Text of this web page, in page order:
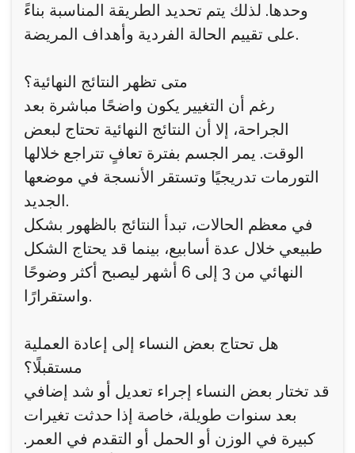
وحدها. لذلك يتم تحديد الطريقة المناسبة بناءً
على تقييم الحالة الفردية وأهداف المريضة.
متى تظهر النتائج النهائية؟
رغم أن التغيير يكون واضحًا مباشرة بعد
الجراحة، إلا أن النتائج النهائية تحتاج لبعض
الوقت. يمر الجسم بفترة تعافٍ تتراجع خلالها
التورمات تدريجيًا وتستقر الأنسجة في موضعها
الجديد.
في معظم الحالات، تبدأ النتائج بالظهور بشكل
طبيعي خلال عدة أسابيع، بينما قد يحتاج الشكل
النهائي من 3 إلى 6 أشهر ليصبح أكثر وضوحًا
واستقرارًا.
هل تحتاج بعض النساء إلى إعادة العملية
مستقبلًا؟
قد تختار بعض النساء إجراء تعديل أو شد إضافي
بعد سنوات طويلة، خاصة إذا حدثت تغيرات
كبيرة في الوزن أو الحمل أو التقدم في العمر.